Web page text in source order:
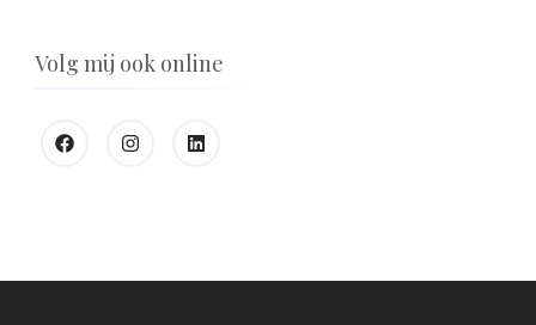
Volg mij ook online